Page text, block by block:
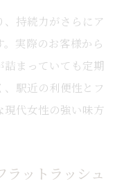
持続力がさらにア
実際のお客様から
詰まっていても定期
駅近の利便性とフ
現代女性の強い味方
ラットラッシュ